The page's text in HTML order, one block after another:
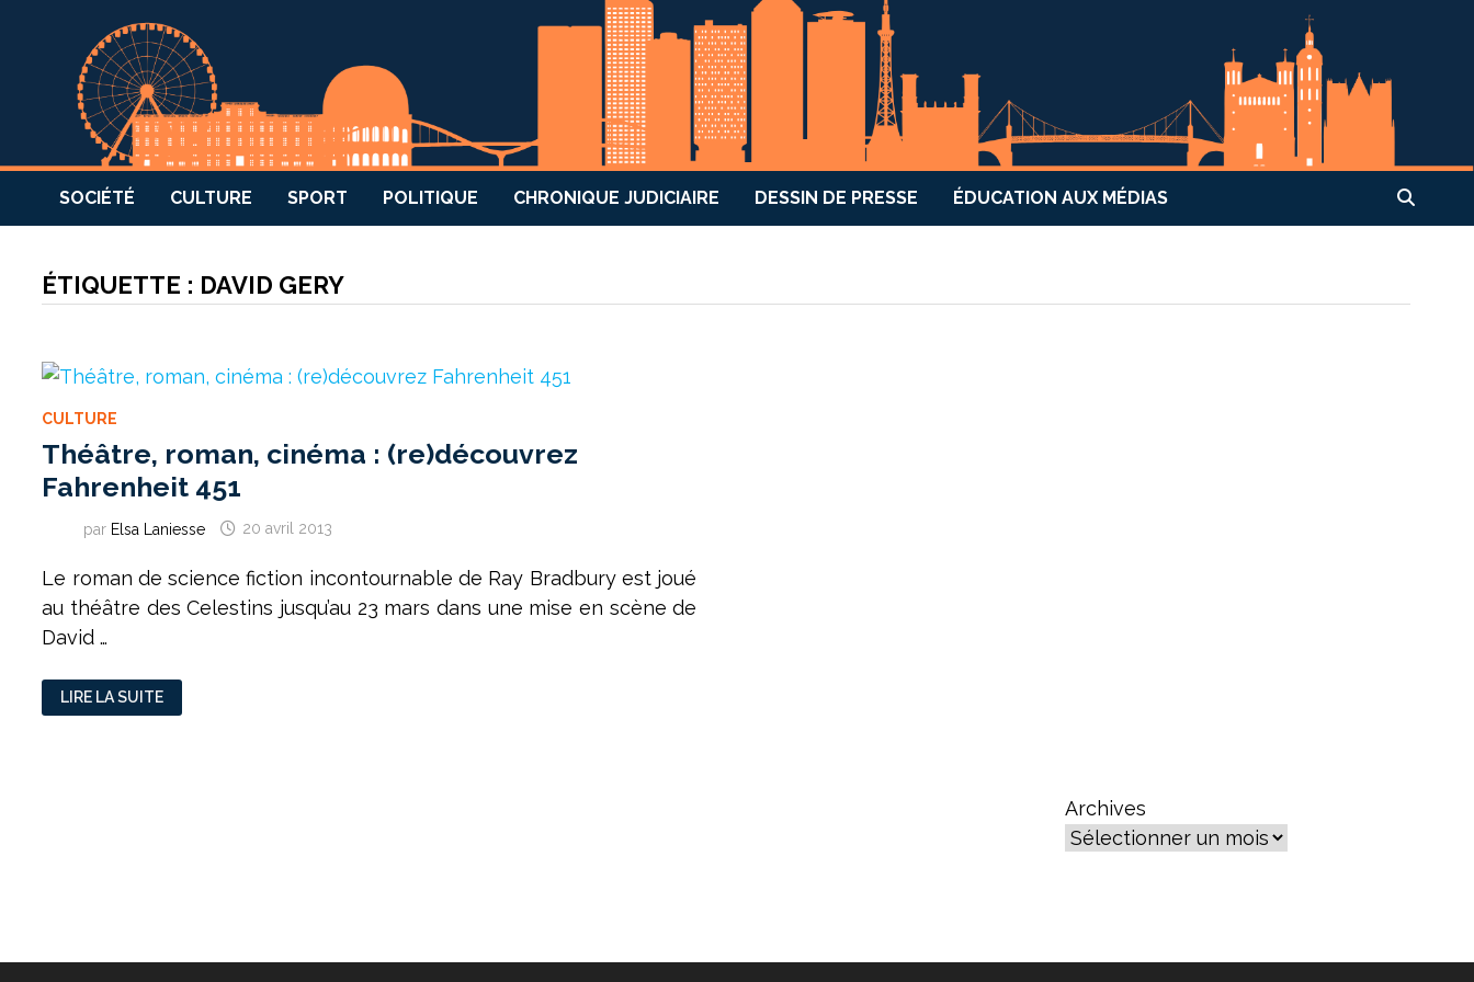
SOCIÉTÉ CULTURE SPORT POLITIQUE CHRONIQUE JUDICIAIRE DESSIN DE PRESSE ÉDUCATION AUX MÉDIAS
ÉTIQUETTE : DAVID GERY
CULTURE
Théâtre, roman, cinéma : (re)découvrez
Fahrenheit 451
par Elsa Laniesse 20 avril 2013
Le roman de science fiction incontournable de Ray Bradbury est joué
au théâtre des Celestins jusqu’au 23 mars dans une mise en scène de
David …
THÉÂTRE,
ROMAN,
CINÉMA
LIRE LA SUITE
Archives